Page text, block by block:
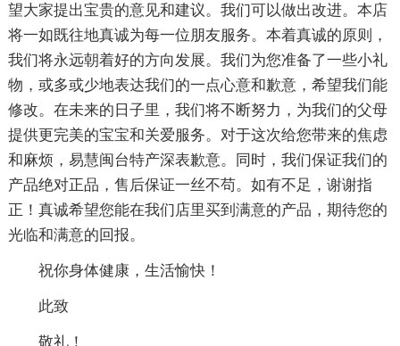
望大家提出宝贵的意见和建议。我们可以做出改进。本店
将一如既往地真诚为每一位朋友服务。本着真诚的原则，
我们将永远朝着好的方向发展。我们为您准备了一些小礼
物，或多或少地表达我们的一点心意和歉意，希望我们能
修改。在未来的日子里，我们将不断努力，为我们的父母
提供更完美的宝宝和关爱服务。对于这次给您带来的焦虑
和麻烦，易慧闽台特产深表歉意。同时，我们保证我们的
产品绝对正品，售后保证一丝不苟。如有不足，谢谢指
正！真诚希望您能在我们店里买到满意的产品，期待您的
光临和满意的回报。
祝你身体健康，生活愉快！
此致
敬礼！